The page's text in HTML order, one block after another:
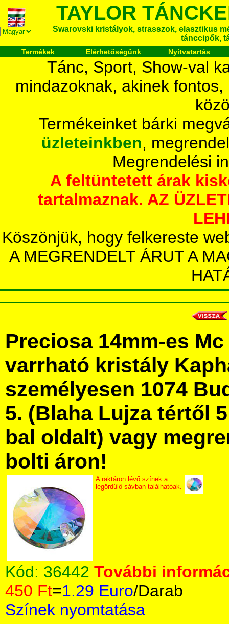
TAYLOR
Swarovski kristályok, strasszok, elasztikus
tánccipők,
Termékek Elérhetőségünk Nyitvatartás
Tánc, Sport, Show-val
mindazoknak, akinek
Termékeinket bárki
üzleteinkben,
Megrendelési
A feltüntetett árak
tartalmaznak. AZ
Köszönjük, hogy felkereste
A MEGRENDELT ÁRUT A
Preciosa 14mm-es
varrható kristály
személyesen 1074
5. (Blaha Lujza tértől
bal oldalt) vagy
bolti áron!
A raktáron lévő színek a
legördülő sávban találhatóak.
Kód: 36442 További
450 Ft=1.29 Euro/Darab
Színek nyomtatása